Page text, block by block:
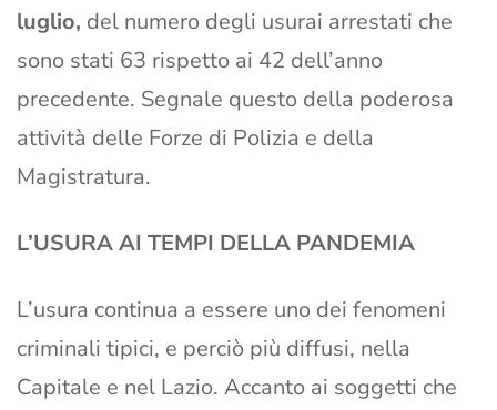
luglio, del numero degli usurai arrestati che
sono stati 63 rispetto ai 42 dell’anno
precedente. Segnale questo della poderosa
attività delle Forze di Polizia e della
Magistratura.
L’USURA AI TEMPI DELLA PANDEMIA
L’usura continua a essere uno dei fenomeni
criminali tipici, e perciò più diffusi, nella
Capitale e nel Lazio. Accanto ai soggetti che